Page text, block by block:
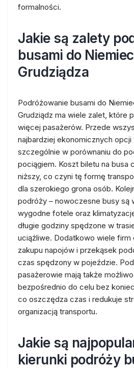
formalności.
Jakie są zalety
busami do
Grudziądza
Podróżowanie busami do
Grudziądz ma wiele zalet, które
więcej pasażerów. Przede
najbardziej ekonomicznych opcji
szczególnie w porównaniu do
pociągiem. Koszt biletu na busa
niższy, co czyni tę formę
dla szerokiego grona osób.
podróży – nowoczesne busy są
wygodne fotele oraz
długie godziny spędzone w
uciążliwe. Dodatkowo wiele
zakupu napojów i przekąsek
czas spędzony w pojeździe.
pasażerowie mają także
bezpośrednio do celu bez
co oszczędza czas i redukuje
organizacją transportu.
Jakie są
kierunki podróży